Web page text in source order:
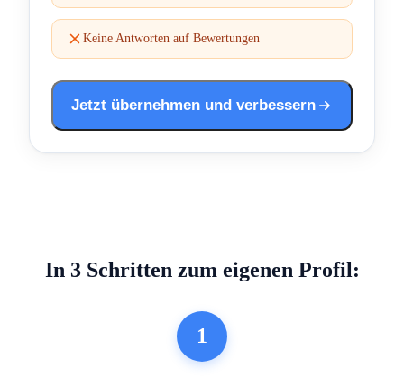
Keine Antworten auf Bewertungen
Jetzt übernehmen und verbessern
In 3 Schritten zum eigenen Profil:
1